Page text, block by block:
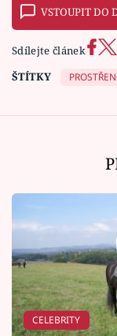
VSTOUPIT DO
Sdílejte článek
ŠTÍTKY
CELEBRITY